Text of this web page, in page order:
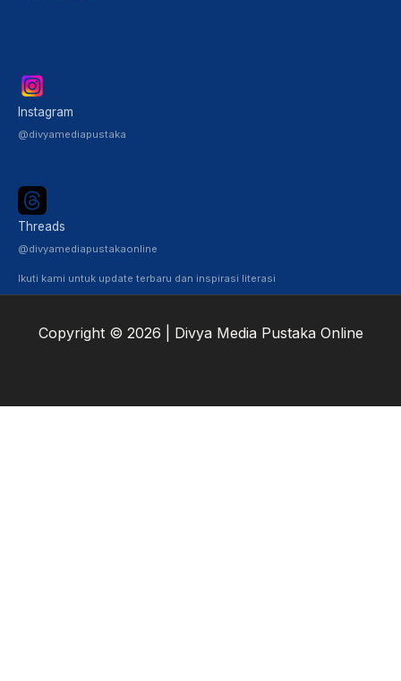
Instagram
@divyamediapustaka
Threads
@divyamediapustakaonline
Ikuti kami untuk update terbaru dan inspirasi literasi
Copyright © 2026 | Divya Media Pustaka Online